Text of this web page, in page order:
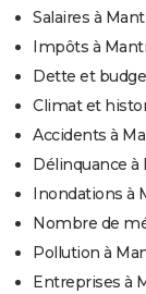
Salaires à
Impôts à
Dette et
Climat et
Accidents à
Délinquance à
Inondations à
Nombre de
Pollution à
Entreprises à